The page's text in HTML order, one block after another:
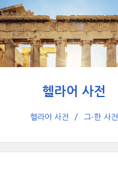
헬라어 사전
헬라어 사전 그-한 사전